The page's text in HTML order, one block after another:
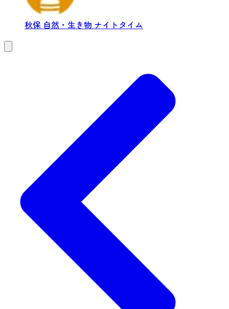
秋保 自然・生き物 ナイトタイム